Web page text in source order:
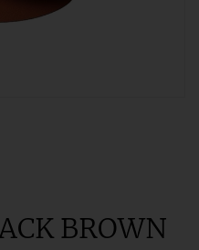
BROWN